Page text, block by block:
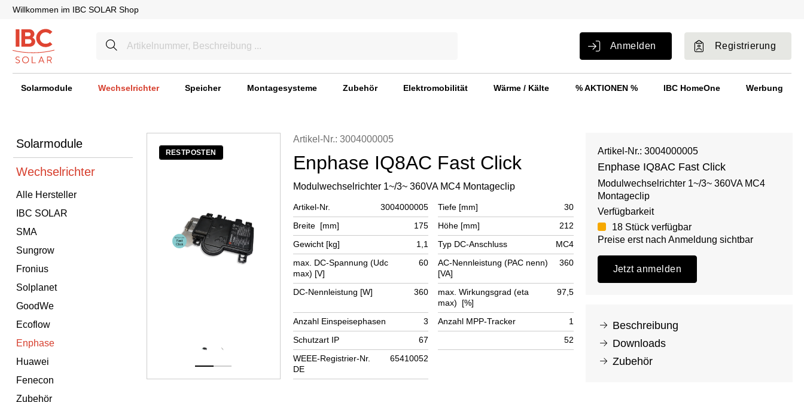
Willkommen im IBC SOLAR Shop
Anmelden Registrierung
Solarmodule Wechselrichter Speicher Montagesysteme Zubehör Elektromobilität Wärme / Kälte % AKTIONEN % IBC HomeOne Werbung
Solarmodule
Wechselrichter
Alle Hersteller
IBC SOLAR
SMA
Sungrow
Fronius
Solplanet
GoodWe
Ecoflow
Enphase
Huawei
Fenecon
Zubehör
RESTPOSTEN
Artikel-Nr.: 3004000005
Enphase IQ8AC Fast Click
Modulwechselrichter 1~/3~ 360VA MC4 Montageclip
Artikel-Nr. 3004000005 Tiefe [mm]
30
Breite [mm]
175 Höhe [mm]
212
Gewicht [kg]
1,1 Typ DC-Anschluss
MC4
max. DC-Spannung (Udc
max) [V]
60
AC-Nennleistung (PAC nenn)
[VA]
360
DC-Nennleistung [W] 360
max. Wirkungsgrad (eta
max) [%]
97,5
Anzahl Einspeisephasen 3 Anzahl MPP-Tracker
1
Schutzart IP
67
52
WEEE-Registrier-Nr.
DE
65410052
Artikel-Nr.: 3004000005
Enphase IQ8AC Fast Click
Modulwechselrichter 1~/3~ 360VA MC4
Montageclip
Verfügbarkeit
18 Stück verfügbar
Preise erst nach Anmeldung sichtbar
Jetzt anmelden
Beschreibung
Downloads
Zubehör